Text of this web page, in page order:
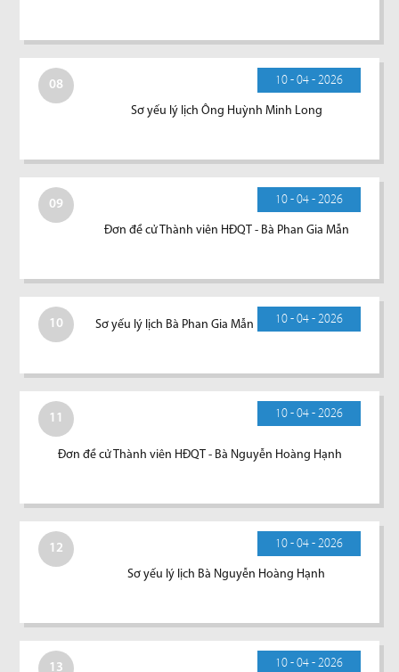
08 10 - 04 - 2026
Sơ yếu lý lịch Ông Huỳnh Minh Long
09 10 - 04 - 2026
Đơn đề cử Thành viên HĐQT - Bà Phan Gia Mẫn
10 10 - 04 - 2026
Sơ yếu lý lịch Bà Phan Gia Mẫn
11 10 - 04 - 2026
Đơn đề cử Thành viên HĐQT - Bà Nguyễn Hoàng Hạnh
12 10 - 04 - 2026
Sơ yếu lý lịch Bà Nguyễn Hoàng Hạnh
13 10 - 04 - 2026